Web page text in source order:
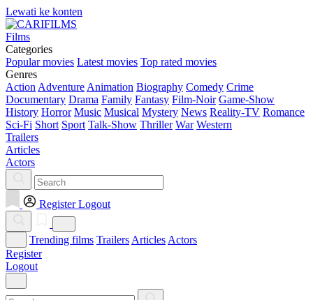
Lewati ke konten
Films
Categories
Popular movies Latest movies Top rated movies
Genres
Action Adventure Animation Biography Comedy Crime
Documentary Drama Family Fantasy Film-Noir Game-Show
History Horror Music Musical Mystery News Reality-TV Romance
Sci-Fi Short Sport Talk-Show Thriller War Western
Trailers
Articles
Actors
Register Logout
Trending films Trailers Articles Actors
Register
Logout